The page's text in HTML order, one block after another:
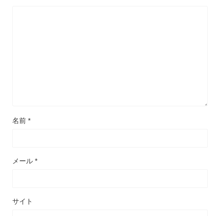
名前 *
メール *
サイト